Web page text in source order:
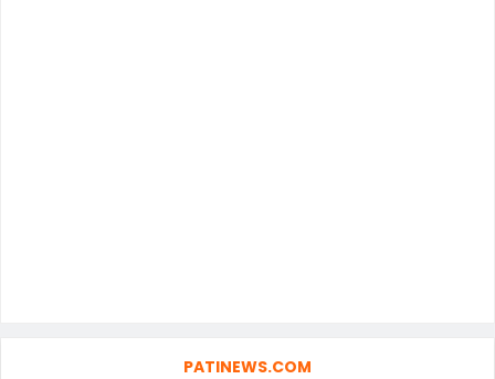
PATINEWS.COM